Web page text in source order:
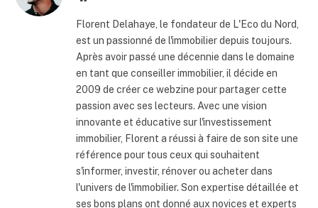
Florent Delahaye, le fondateur de L'Eco du Nord,
est un passionné de l'immobilier depuis toujours.
Après avoir passé une décennie dans le domaine
en tant que conseiller immobilier, il décide en
2009 de créer ce webzine pour partager cette
passion avec ses lecteurs. Avec une vision
innovante et éducative sur l'investissement
immobilier, Florent a réussi à faire de son site une
référence pour tous ceux qui souhaitent
s'informer, investir, rénover ou acheter dans
l'univers de l'immobilier. Son expertise détaillée et
ses bons plans ont donné aux novices et experts